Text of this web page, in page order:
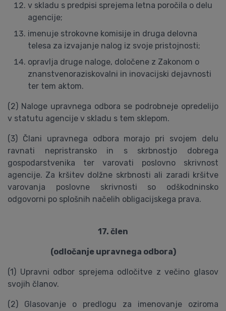
v skladu s predpisi sprejema letna poročila o delu
agencije;
imenuje strokovne komisije in druga delovna
telesa za izvajanje nalog iz svoje pristojnosti;
opravlja druge naloge, določene z Zakonom o
znanstvenoraziskovalni in inovacijski dejavnosti
ter tem aktom.
(2) Naloge upravnega odbora se podrobneje opredelijo
v statutu agencije v skladu s tem sklepom.
(3) Člani upravnega odbora morajo pri svojem delu
ravnati nepristransko in s skrbnostjo dobrega
gospodarstvenika ter varovati poslovno skrivnost
agencije. Za kršitev dolžne skrbnosti ali zaradi kršitve
varovanja poslovne skrivnosti so odškodninsko
odgovorni po splošnih načelih obligacijskega prava.
17. člen
(odločanje upravnega odbora)
(1) Upravni odbor sprejema odločitve z večino glasov
svojih članov.
(2) Glasovanje o predlogu za imenovanje oziroma